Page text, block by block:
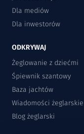
Dla mediów
Dla inwestorów
ODKRYWAJ
Żeglowanie z dziećmi
Śpiewnik szantowy
Baza jachtów
Wiadomości żeglarskie
Blog żeglarski